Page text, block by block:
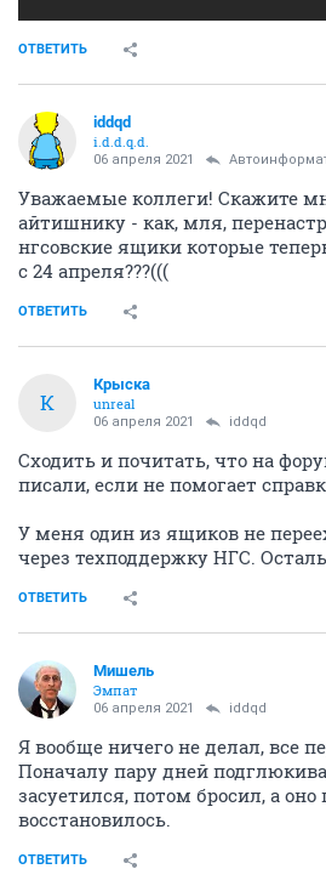
ОТВЕТИТЬ
iddqd
i.d.d.q.d.
06 апреля 2021
Уважаемые коллеги! Скажите
айтишнику - как, мля,
нгсовские ящики которые
с 24 апреля???(((
ОТВЕТИТЬ
К
Крыска
unreal
06 апреля 2021 iddqd
Сходить и почитать, что на
писали, если не помогает
У меня один из ящиков не
через техподдержку НГС.
ОТВЕТИТЬ
Мишель
Эмпат
06 апреля 2021 iddqd
Я вообще ничего не делал, все
Поначалу пару дней
засуетился, потом бросил, а
восстановилось.
ОТВЕТИТЬ